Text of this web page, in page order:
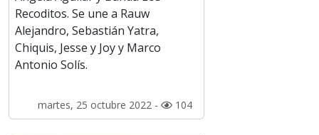
Recoditos. Se une a Rauw
Alejandro, Sebastián Yatra,
Chiquis, Jesse y Joy y Marco
Antonio Solís.
martes, 25 octubre 2022 - 104